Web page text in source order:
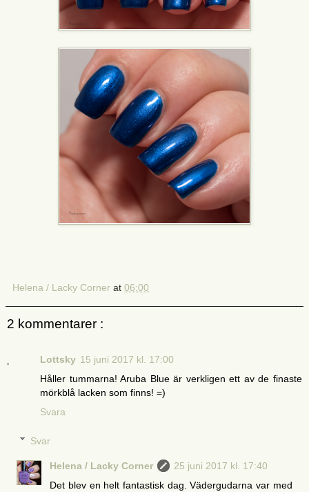
Helena / Lacky Corner at 06:00
2 kommentarer :
Lottsky 15 juni 2017 kl. 17:00
Håller tummarna! Aruba Blue är verkligen ett av de finaste
mörkblå lacken som finns! =)
Svara
Svar
Helena / Lacky Corner
25 juni 2017 kl. 17:40
Det blev en helt fantastisk dag. Vädergudarna var med